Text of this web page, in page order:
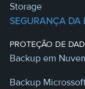
Storage
SEGURANÇA DA
PROTEÇÃO DE
Backup em
Backup